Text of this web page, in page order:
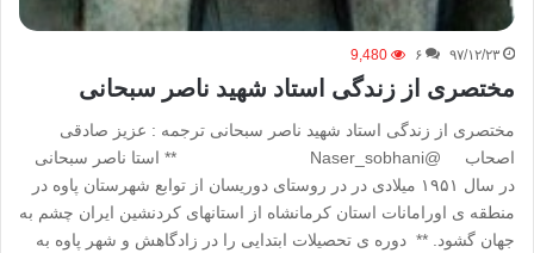
۹۷/۱۲/۲۳ ۶ 9,480
مختصری از زندگی استاد شهید ناصر سبحانی
مختصری از زندگی استاد شهید ناصر سبحانی ترجمه : عزیز صادقی
اصحاب @Naser_sobhani ** استا ناصر سبحانی
در سال ۱۹۵۱ میلادی در در روستای دوریسان از توابع شهرستان پاوه در
منطقه ی اورامانات استان کرمانشاه از استانهای کردنشین ایران چشم به
جهان گشود. ** دوره ی تحصیلات ابتدایی را در زادگاهش و شهر پاوه به